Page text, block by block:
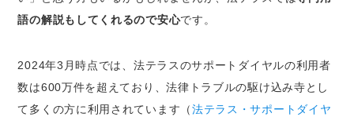
語の解説もしてくれるので安心です。
2024年3月時点では、法テラスのサポートダイヤルの利用者
数は600万件を超えており、法律トラブルの駆け込み寺とし
て多くの方に利用されています（法テラス・サポートダイヤ